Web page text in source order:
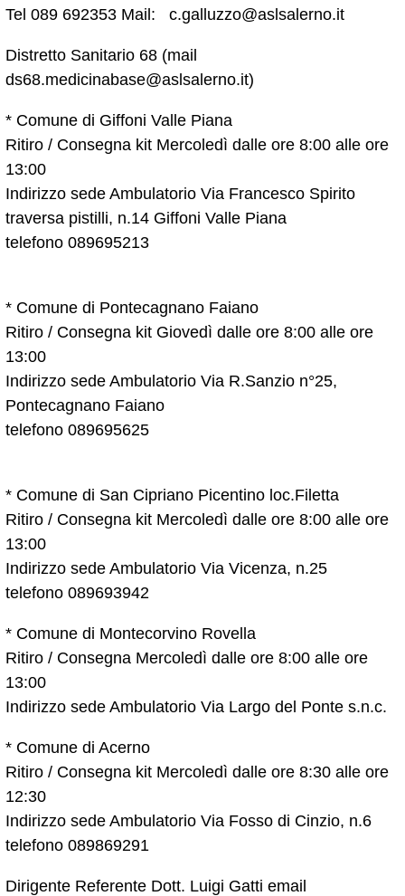
Tel 089 692353 Mail: c.galluzzo@aslsalerno.it
Distretto Sanitario 68 (mail
ds68.medicinabase@aslsalerno.it)
* Comune di Giffoni Valle Piana
Ritiro / Consegna kit Mercoledì dalle ore 8:00 alle ore
13:00
Indirizzo sede Ambulatorio Via Francesco Spirito
traversa pistilli, n.14 Giffoni Valle Piana
telefono 089695213
* Comune di Pontecagnano Faiano
Ritiro / Consegna kit Giovedì dalle ore 8:00 alle ore
13:00
Indirizzo sede Ambulatorio Via R.Sanzio n°25,
Pontecagnano Faiano
telefono 089695625
* Comune di San Cipriano Picentino loc.Filetta
Ritiro / Consegna kit Mercoledì dalle ore 8:00 alle ore
13:00
Indirizzo sede Ambulatorio Via Vicenza, n.25
telefono 089693942
* Comune di Montecorvino Rovella
Ritiro / Consegna Mercoledì dalle ore 8:00 alle ore
13:00
Indirizzo sede Ambulatorio Via Largo del Ponte s.n.c.
* Comune di Acerno
Ritiro / Consegna kit Mercoledì dalle ore 8:30 alle ore
12:30
Indirizzo sede Ambulatorio Via Fosso di Cinzio, n.6
telefono 089869291
Dirigente Referente Dott. Luigi Gatti email